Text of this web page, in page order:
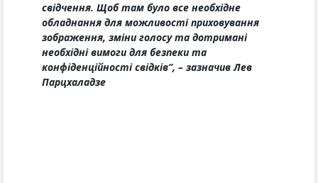
свідчення. Щоб там було все необхідне
обладнання для можливості приховування
зображення, зміни голосу та дотримані
необхідні вимоги для безпеки та
конфіденційності свідків”, – зазначив Лев
Парцхаладзе